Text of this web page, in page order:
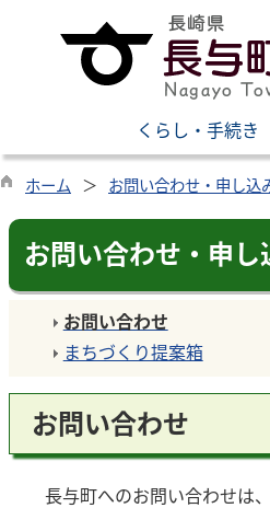
くらし・手続き
ホーム お問い合わせ・申し込
お問い合わせ・申し
お問い合わせ
まちづくり提案箱
お問い合わせ
長与町へのお問い合わせは